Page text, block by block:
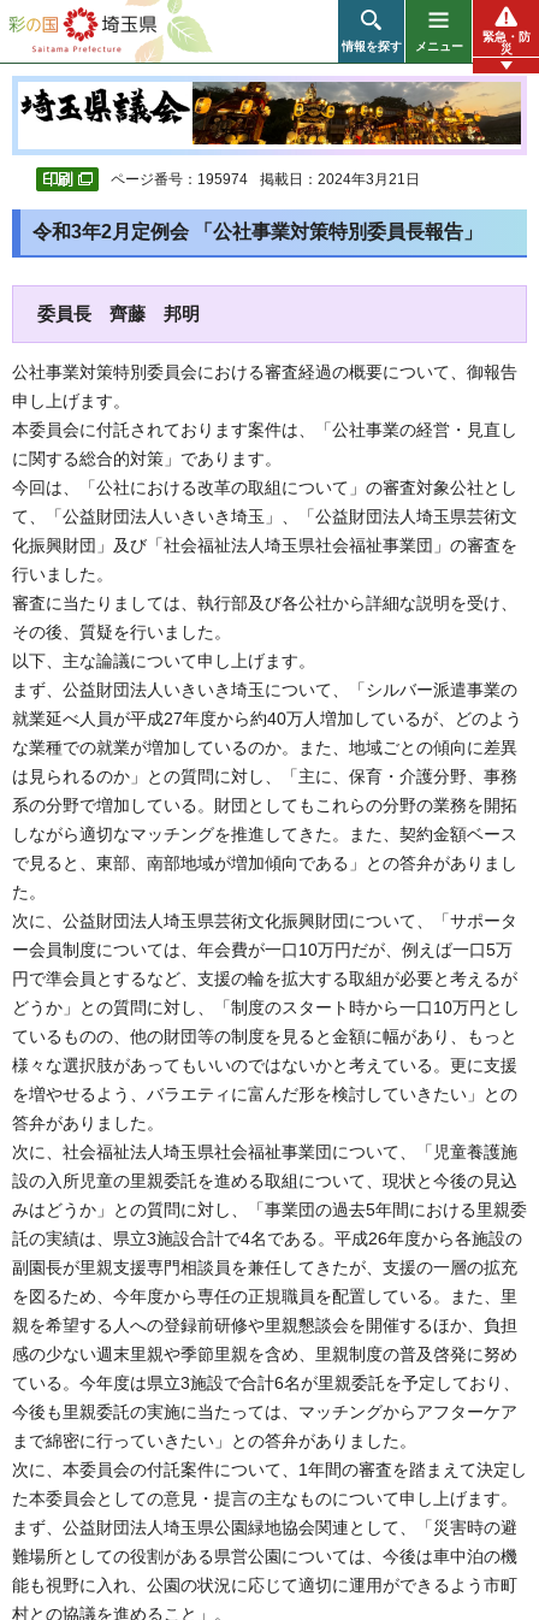
彩の国 埼玉県
情報を探す メニュー
緊急・防
災
ページ番号：195974 掲載日：2024年3月21日
令和3年2月定例会 「公社事業対策特別委員長報告」
委員長 齊藤 邦明
公社事業対策特別委員会における審査経過の概要について、御報告
申し上げます。
本委員会に付託されております案件は、「公社事業の経営・見直し
に関する総合的対策」であります。
今回は、「公社における改革の取組について」の審査対象公社とし
て、「公益財団法人いきいき埼玉」、「公益財団法人埼玉県芸術文
化振興財団」及び「社会福祉法人埼玉県社会福祉事業団」の審査を
行いました。
審査に当たりましては、執行部及び各公社から詳細な説明を受け、
その後、質疑を行いました。
以下、主な論議について申し上げます。
まず、公益財団法人いきいき埼玉について、「シルバー派遣事業の
就業延べ人員が平成27年度から約40万人増加しているが、どのよう
な業種での就業が増加しているのか。また、地域ごとの傾向に差異
は見られるのか」との質問に対し、「主に、保育・介護分野、事務
系の分野で増加している。財団としてもこれらの分野の業務を開拓
しながら適切なマッチングを推進してきた。また、契約金額ベース
で見ると、東部、南部地域が増加傾向である」との答弁がありまし
た。
次に、公益財団法人埼玉県芸術文化振興財団について、「サポータ
ー会員制度については、年会費が一口10万円だが、例えば一口5万
円で準会員とするなど、支援の輪を拡大する取組が必要と考えるが
どうか」との質問に対し、「制度のスタート時から一口10万円とし
ているものの、他の財団等の制度を見ると金額に幅があり、もっと
様々な選択肢があってもいいのではないかと考えている。更に支援
を増やせるよう、バラエティに富んだ形を検討していきたい」との
答弁がありました。
次に、社会福祉法人埼玉県社会福祉事業団について、「児童養護施
設の入所児童の里親委託を進める取組について、現状と今後の見込
みはどうか」との質問に対し、「事業団の過去5年間における里親委
託の実績は、県立3施設合計で4名である。平成26年度から各施設の
副園長が里親支援専門相談員を兼任してきたが、支援の一層の拡充
を図るため、今年度から専任の正規職員を配置している。また、里
親を希望する人への登録前研修や里親懇談会を開催するほか、負担
感の少ない週末里親や季節里親を含め、里親制度の普及啓発に努め
ている。今年度は県立3施設で合計6名が里親委託を予定しており、
今後も里親委託の実施に当たっては、マッチングからアフターケア
まで綿密に行っていきたい」との答弁がありました。
次に、本委員会の付託案件について、1年間の審査を踏まえて決定し
た本委員会としての意見・提言の主なものについて申し上げます。
まず、公益財団法人埼玉県公園緑地協会関連として、「災害時の避
難場所としての役割がある県営公園については、今後は車中泊の機
能も視野に入れ、公園の状況に応じて適切に運用ができるよう市町
村との協議を進めること」。